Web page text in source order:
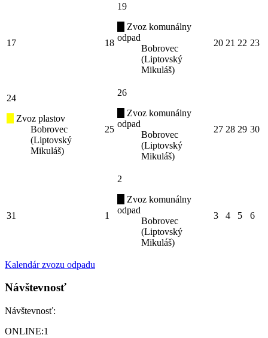
17 18
19
Zvoz komunálny
odpad
Bobrovec
(Liptovský
Mikuláš)
20 21 22 23
24
Zvoz plastov
Bobrovec
(Liptovský
Mikuláš)
25
26
Zvoz komunálny
odpad
Bobrovec
(Liptovský
Mikuláš)
27 28 29 30
31 1
2
Zvoz komunálny
odpad
Bobrovec
(Liptovský
Mikuláš)
3 4 5 6
Kalendár zvozu odpadu
Návštevnosť
Návštevnosť:
ONLINE:1